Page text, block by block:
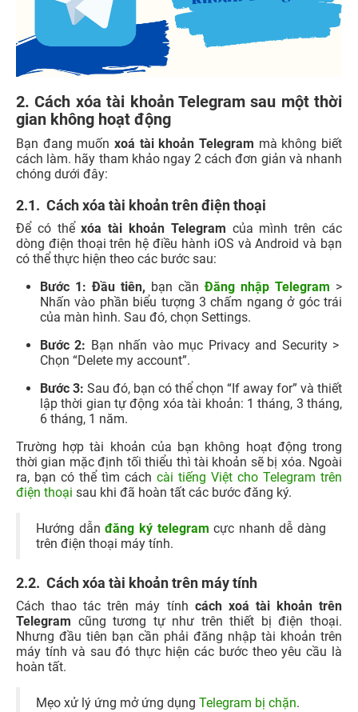
2. Cách xóa tài khoản Telegram sau một thời
gian không hoạt động
Bạn đang muốn xoá tài khoản Telegram mà không biết
cách làm. hãy tham khảo ngay 2 cách đơn giản và nhanh
chóng dưới đây:
2.1. Cách xóa tài khoản trên điện thoại
Để có thểxóa tài khoản Telegram của mình trên các
dòng điện thoại trên hệ điều hành iOS và Android và bạn
có thể thực hiện theo các bước sau:
Bước 1: Đầu tiên, bạn cần Đăng nhập Telegram >
Nhấn vào phần biểu tượng 3 chấm ngang ở góc trái
của màn hình. Sau đó, chọn Settings.
Bước 2: Bạn nhấn vào mục Privacy and Security >
Chọn “Delete my account”.
Bước 3: Sau đó, bạn có thể chọn “If away for” và thiết
lập thời gian tự động xóa tài khoản: 1 tháng, 3 tháng,
6 tháng, 1 năm.
Trường hợp tài khoản của bạn không hoạt động trong
thời gian mặc định tối thiểu thì tài khoản sẽ bị xóa. Ngoài
ra, bạn có thể tìm cách cài tiếng Việt cho Telegram trên
điện thoại sau khi đã hoàn tất các bước đăng ký.
Hướng dẫnđăng ký telegram cực nhanh dễ dàng
trên điện thoại máy tính.
2.2. Cách xóa tài khoản trên máy tính
Cách thao tác trên máy tính cách xoá tài khoản trên
Telegram cũng tương tự như trên thiết bị điện thoại.
Nhưng đầu tiên bạn cần phải đăng nhập tài khoản trên
máy tính và sau đó thực hiện các bước theo yêu cầu là
hoàn tất.
Mẹo xử lý ứng mở ứng dụng Telegram bị chặn.